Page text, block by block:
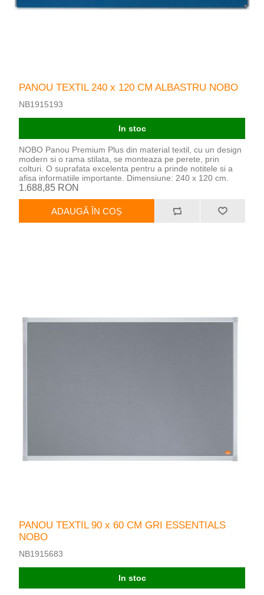
PANOU TEXTIL 240 x 120 CM ALBASTRU NOBO
NB1915193
In stoc
NOBO Panou Premium Plus din material textil, cu un design
modern si o rama stilata, se monteaza pe perete, prin
colturi. O suprafata excelenta pentru a prinde notitele si a
afisa informatiile importante. Dimensiune: 240 x 120 cm.
1.688,85 RON
ADAUGĂ ÎN COȘ
PANOU TEXTIL 90 x 60 CM GRI ESSENTIALS
NOBO
NB1915683
In stoc